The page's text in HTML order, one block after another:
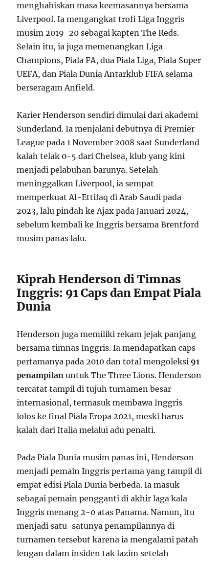
menghabiskan masa keemasannya bersama
Liverpool. Ia mengangkat trofi Liga Inggris
musim 2019-20 sebagai kapten The Reds.
Selain itu, ia juga memenangkan Liga
Champions, Piala FA, dua Piala Liga, Piala Super
UEFA, dan Piala Dunia Antarklub FIFA selama
berseragam Anfield.
Karier Henderson sendiri dimulai dari akademi
Sunderland. Ia menjalani debutnya di Premier
League pada 1 November 2008 saat Sunderland
kalah telak 0-5 dari Chelsea, klub yang kini
menjadi pelabuhan barunya. Setelah
meninggalkan Liverpool, ia sempat
memperkuat Al-Ettifaq di Arab Saudi pada
2023, lalu pindah ke Ajax pada Januari 2024,
sebelum kembali ke Inggris bersama Brentford
musim panas lalu.
Kiprah Henderson di Timnas
Inggris: 91 Caps dan Empat Piala
Dunia
Henderson juga memiliki rekam jejak panjang
bersama timnas Inggris. Ia mendapatkan caps
pertamanya pada 2010 dan total mengoleksi 91
penampilan untuk The Three Lions. Henderson
tercatat tampil di tujuh turnamen besar
internasional, termasuk membawa Inggris
lolos ke final Piala Eropa 2021, meski harus
kalah dari Italia melalui adu penalti.
Pada Piala Dunia musim panas ini, Henderson
menjadi pemain Inggris pertama yang tampil di
empat edisi Piala Dunia berbeda. Ia masuk
sebagai pemain pengganti di akhir laga kala
Inggris menang 2-0 atas Panama. Namun, itu
menjadi satu-satunya penampilannya di
turnamen tersebut karena ia mengalami patah
lengan dalam insiden tak lazim setelah